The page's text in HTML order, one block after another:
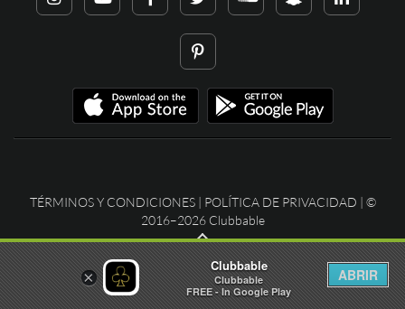
TÉRMINOS Y CONDICIONES| POLÍTICA DE PRIVACIDAD | ©
2016–2026 Clubbable
×
Clubbable
Clubbable
FREE - In Google Play
ABRIR